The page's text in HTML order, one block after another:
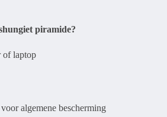
piramide?
of laptop
algemene bescherming